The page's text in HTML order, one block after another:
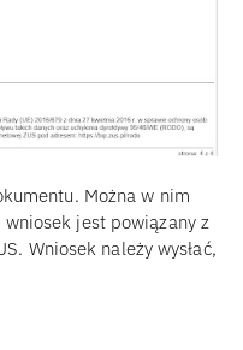
Można w nim
jest powiązany z
Wniosek należy wysłać,